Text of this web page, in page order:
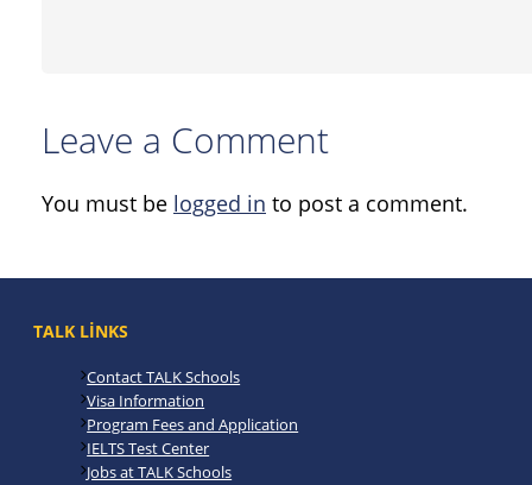
Leave a Comment
You must be logged in to post a comment.
TALK LINKS
Contact TALK Schools
Visa Information
Program Fees and Application
IELTS Test Center
Jobs at TALK Schools